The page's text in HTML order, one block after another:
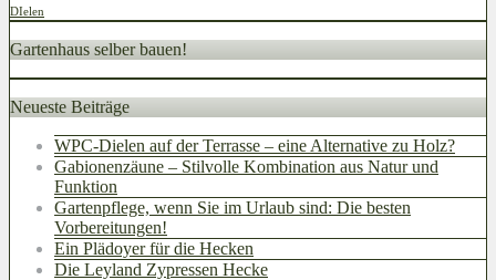
DIelen
Gartenhaus selber bauen!
Neueste Beiträge
WPC-Dielen auf der Terrasse – eine Alternative zu Holz?
Gabionenzäune – Stilvolle Kombination aus Natur und
Funktion
Gartenpflege, wenn Sie im Urlaub sind: Die besten
Vorbereitungen!
Ein Plädoyer für die Hecken
Die Leyland Zypressen Hecke